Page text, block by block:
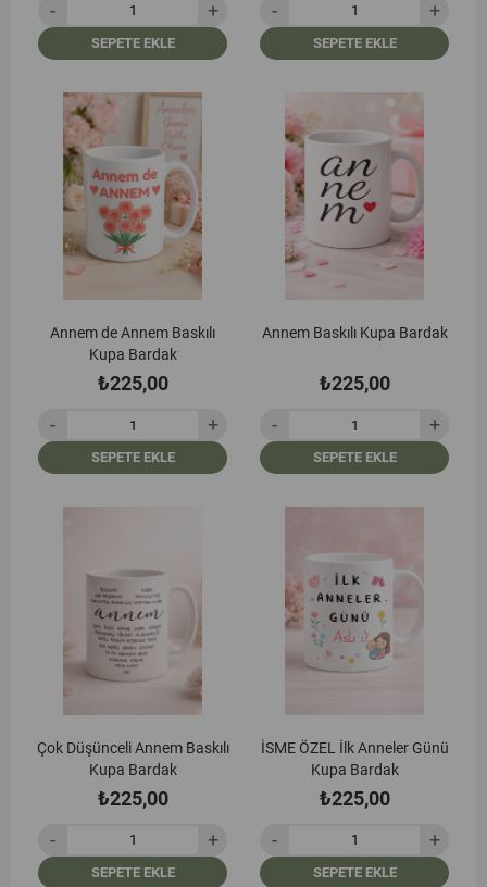
SEPETE EKLE SEPETE EKLE
Annem de Annem Baskılı
Kupa Bardak
₺225,00
SEPETE EKLE
Annem Baskılı Kupa Bardak
₺225,00
SEPETE EKLE
Çok Düşünceli Annem Baskılı
Kupa Bardak
₺225,00
SEPETE EKLE
İSME ÖZEL İlk Anneler Günü
Kupa Bardak
₺225,00
SEPETE EKLE